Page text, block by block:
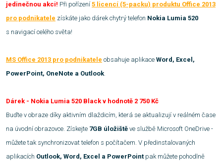
jedinečnou akci! Při pořízení 5 licencí (5-packu) produktu Office 2013
pro podnikatele získáte jako dárek chytrý telefon Nokia Lumia 520
s navigací celého světa!
MS Office 2013 pro podnikatele obsahuje aplikace Word, Excel,
PowerPoint, OneNote a Outlook.
Dárek - Nokia Lumia 520 Black v hodnotě 2 750 Kč
Buďte v obraze díky aktivním dlaždicím, která se aktualizují v reálném čase
na úvodní obrazovce. Získejte 7GB úložiště ve službě Microsoft OneDrive -
můžete tak synchronizovat telefon s počítačem. V předinstalovaných
aplikacích Outlook, Word, Excel a PowerPoint pak můžete pohodlně